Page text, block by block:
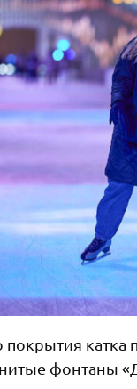
покрытия
фонтаны